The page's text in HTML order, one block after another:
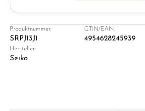
Produktnummer:
SRPJ13J1
GTIN/EAN:
4954628245939
Hersteller:
Seiko